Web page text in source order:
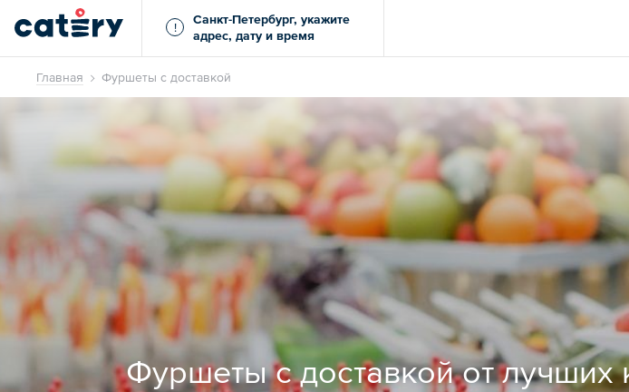
!
Санкт-Петербург, укажите
адрес, дату и время
Главная Фуршеты с доставкой
Фуршеты с доставкой от лучших